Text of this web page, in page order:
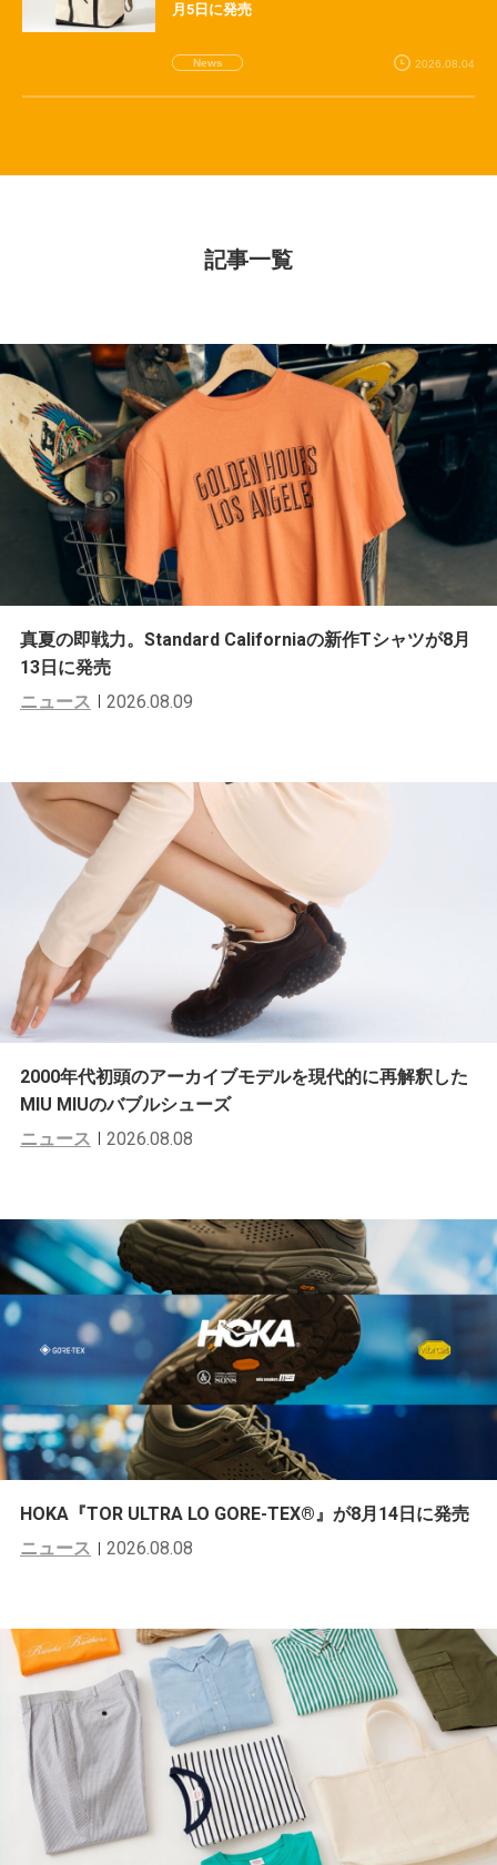
月5日に発売
News 2026.08.04
記事一覧
真夏の即戦力。Standard Californiaの新作Tシャツが8月
13日に発売
ニュース
2026.08.09
2000年代初頭のアーカイブモデルを現代的に再解釈した
MIU MIUのバブルシューズ
ニュース
2026.08.08
HOKA『TOR ULTRA LO GORE-TEX®︎』が8月14日に発売
ニュース
2026.08.08